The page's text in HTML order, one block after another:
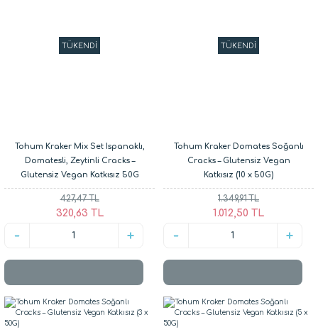
TÜKENDİ
Tohum Kraker Mix Set Ispanaklı,
Domatesli, Zeytinli Cracks –
Glutensiz Vegan Katkısız 50G
427,47 TL
320,63 TL
TÜKENDİ
Tohum Kraker Domates Soğanlı
Cracks – Glutensiz Vegan
Katkısız (10 x 50G)
1.349,91 TL
1.012,50 TL